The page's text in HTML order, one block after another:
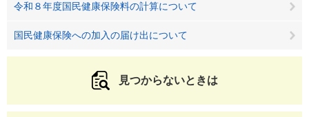
令和８年度国民健康保険料の計算について
国民健康保険への加入の届け出について
見つからないときは